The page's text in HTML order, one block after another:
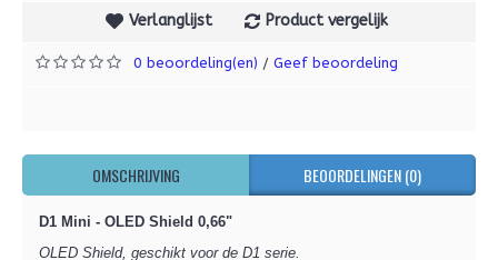
Verlanglijst Product vergelijk
0 beoordeling(en) / Geef beoordeling
OMSCHRIJVING BEOORDELINGEN (0)
D1 Mini - OLED Shield 0,66"
OLED Shield, geschikt voor de D1 serie.